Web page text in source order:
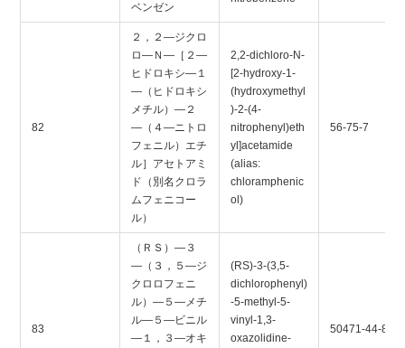
ベンゼン
82
２，２―ジクロ
ロ―Ｎ―［２―
ヒドロキシ―１
―（ヒドロキシ
メチル）―２
―（４―ニトロ
フェニル）エチ
ル］アセトアミ
ド（別名クロラ
ムフェニコー
ル）
2,2-dichloro-N-
[2-hydroxy-1-
(hydroxymethyl
)-2-(4-
nitrophenyl)eth
yl]acetamide
(alias:
chloramphenic
ol)
56-75-7
83
（ＲＳ）―３
―（３，５―ジ
クロロフェニ
ル）―５―メチ
ル―５―ビニル
―１，３―オキ
(RS)-3-(3,5-
dichlorophenyl)
-5-methyl-5-
vinyl-1,3-
oxazolidine-
50471-44-8